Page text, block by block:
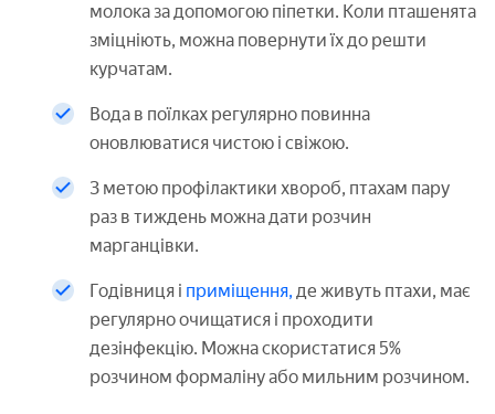
молока за допомогою піпетки. Коли пташенята
зміцніють, можна повернути їх до решти
курчатам.
Вода в поїлках регулярно повинна
оновлюватися чистою і свіжою.
З метою профілактики хвороб, птахам пару
раз в тиждень можна дати розчин
марганцівки.
Годівниця і приміщення, де живуть птахи, має
регулярно очищатися і проходити
дезінфекцію. Можна скористатися 5%
розчином формаліну або мильним розчином.